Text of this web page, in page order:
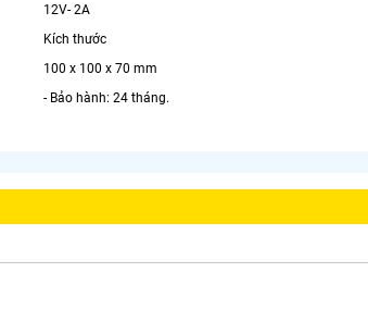
12V- 2A
Kích thước
100 x 100 x 70 mm
- Bảo hành: 24 tháng.